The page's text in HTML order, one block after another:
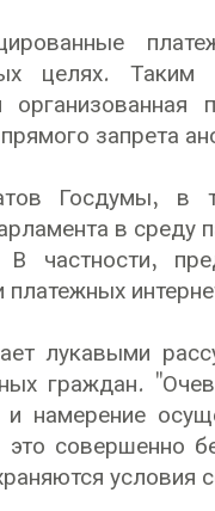
целях.
запрета
Госдумы,
в среду
частности,
платежных
лукавыми
граждан.
намерение
это совершенно